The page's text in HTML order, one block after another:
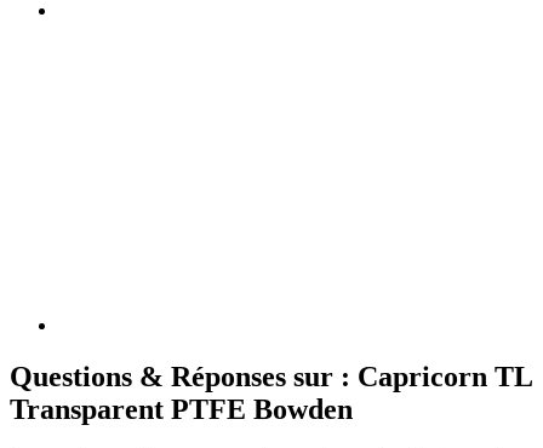
Questions & Réponses sur : Capricorn TL
Transparent PTFE Bowden